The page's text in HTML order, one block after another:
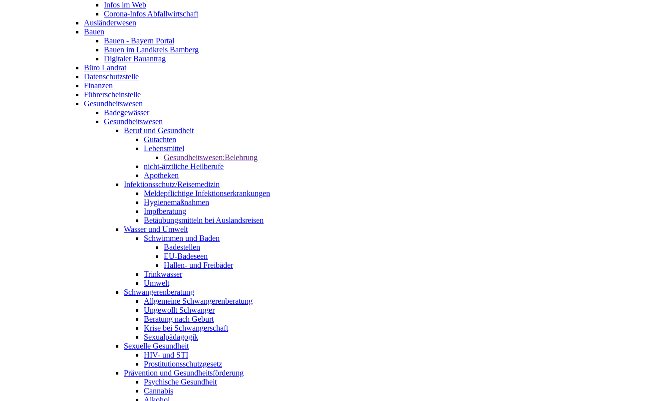
Infos im Web
Corona-Infos Abfallwirtschaft
Ausländerwesen
Bauen
Bauen - Bayern Portal
Bauen im Landkreis Bamberg
Digitaler Bauantrag
Büro Landrat
Datenschutzstelle
Finanzen
Führerscheinstelle
Gesundheitswesen
Badegewässer
Gesundheitswesen
Beruf und Gesundheit
Gutachten
Lebensmittel
Gesundheitswesen:Belehrung
nicht-ärztliche Heilberufe
Apotheken
Infektionsschutz/Reisemedizin
Meldepflichtige Infektionserkrankungen
Hygienemaßnahmen
Impfberatung
Betäubungsmitteln bei Auslandsreisen
Wasser und Umwelt
Schwimmen und Baden
Badestellen
EU-Badeseen
Hallen- und Freibäder
Trinkwasser
Umwelt
Schwangerenberatung
Allgemeine Schwangerenberatung
Ungewollt Schwanger
Beratung nach Geburt
Krise bei Schwangerschaft
Sexualpädagogik
Sexuelle Gesundheit
HIV- und STI
Prostitutionsschutzgesetz
Prävention und Gesundheitsförderung
Psychische Gesundheit
Cannabis